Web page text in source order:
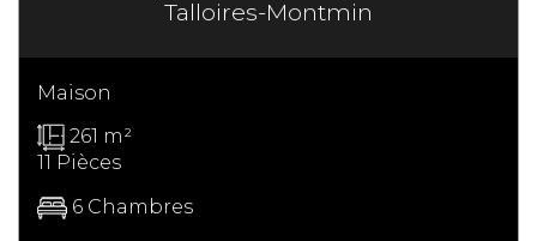
Talloires-Montmin
Maison
261 m²
11 Pièces
6 Chambres